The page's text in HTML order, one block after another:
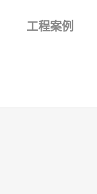
工程案例